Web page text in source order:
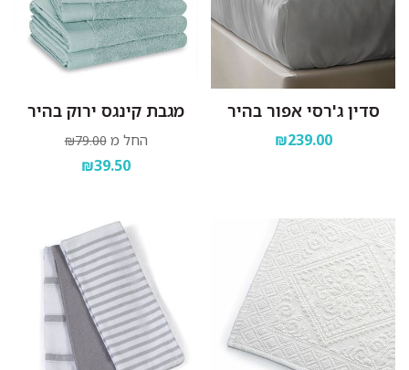
סדין ג'רסי אפור בהיר
₪239.00
מגבת קינגס ירוק בהיר
החל מ ₪79.00
₪39.50